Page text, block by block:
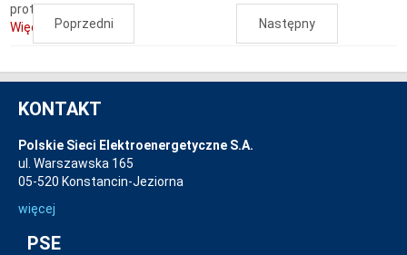
protokole AS4.
Więcej...Poprzedni Następny
KONTAKT
Polskie Sieci Elektroenergetyczne S.A.
ul. Warszawska 165
05-520 Konstancin-Jeziorna
więcej
PSE